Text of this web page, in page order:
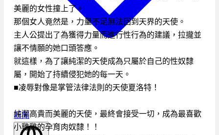
新聞
美麗的女性撞上了。
那個女人竟然是，力量不足無法回到天界的天使。
主人公提出了為獲得力量而進行性行為的建議，拉攏並
讓不情願的她口頭答應。
就這樣，為了讓純潔的天使成為只屬於自己的性奴隸
屬，開始了持續侵犯她的每一天。
■凌辱對像是掌管法律法則的天使夏洛特！
純潔高貴而美麗的天使，最終會接受一切，成為最喜歡
小雞雞的孕育肉奴隸！！